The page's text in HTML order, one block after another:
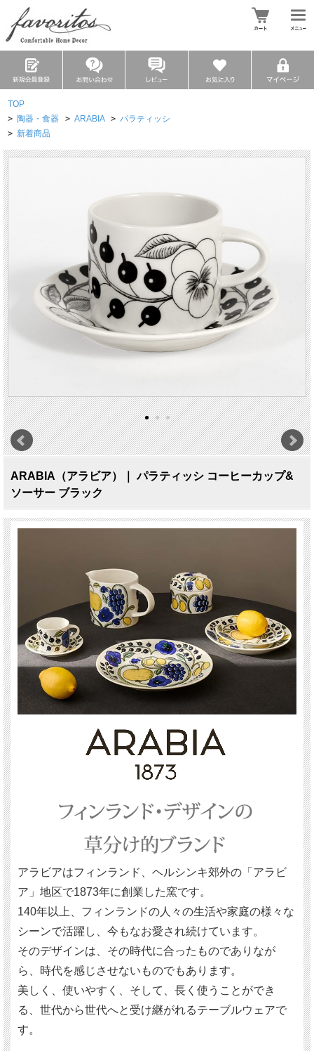
TOP
> 陶器・食器 > ARABIA > パラティッシ
> 新着商品
ARABIA（アラビア）｜ パラティッシ コーヒーカップ&
ソーサー ブラック
アラビアはフィンランド、ヘルシンキ郊外の「アラビ
ア」地区で1873年に創業した窯です。
140年以上、フィンランドの人々の生活や家庭の様々な
シーンで活躍し、今もなお愛され続けています。
そのデザインは、その時代に合ったものでありなが
ら、時代を感じさせないものでもあります。
美しく、使いやすく、そして、長く使うことができ
る、世代から世代へと受け継がれるテーブルウェアで
す。